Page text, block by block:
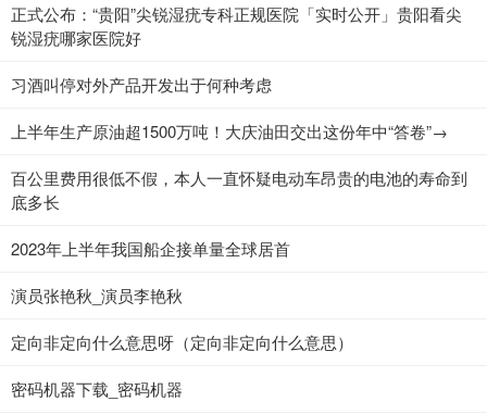
正式公布：“贵阳”尖锐湿疣专科正规医院「实时公开」贵阳看尖
锐湿疣哪家医院好
​习酒叫停对外产品开发出于何种考虑
上半年生产原油超1500万吨！大庆油田交出这份年中“答卷”→
百公里费用很低不假，本人一直怀疑电动车昂贵的电池的寿命到
底多长
2023年上半年我国船企接单量全球居首
演员张艳秋_演员李艳秋
定向非定向什么意思呀（定向非定向什么意思）
密码机器下载_密码机器